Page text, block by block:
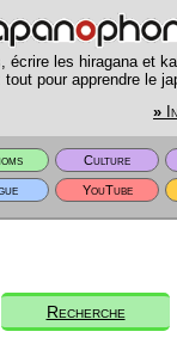
écrire les hiragana et
tout pour apprendre le
»
Culture
YouTube
Recherche